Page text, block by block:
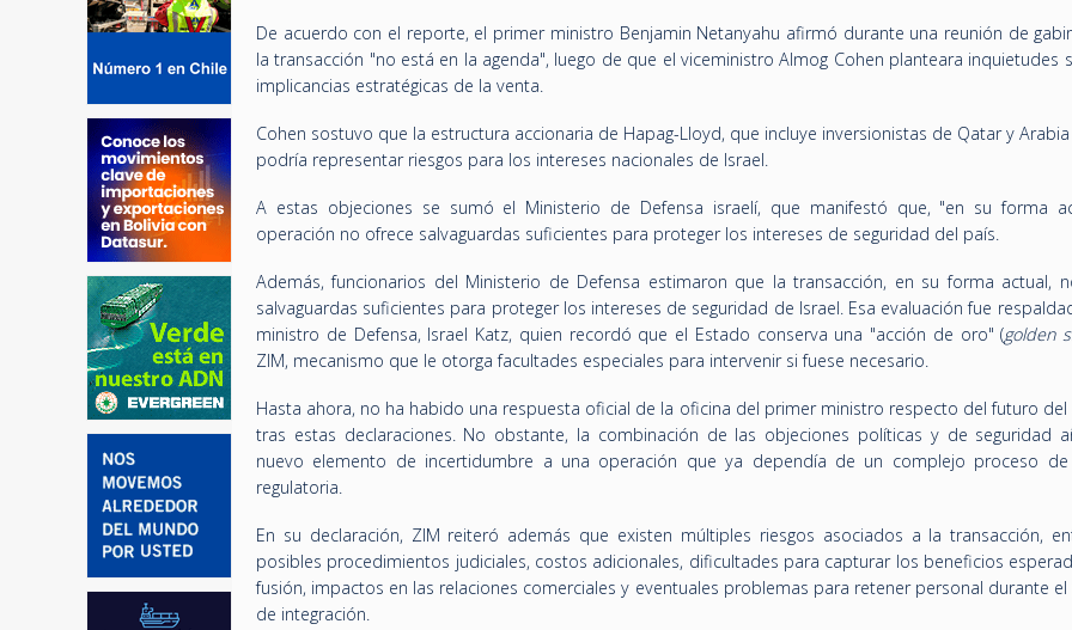
De acuerdo con el reporte, el primer ministro Benjamin Netanyahu afirmó durante una reunión de
la transacción "no está en la agenda", luego de que el viceministro Almog Cohen planteara inquietudes
implicancias estratégicas de la venta.
Cohen sostuvo que la estructura accionaria de Hapag-Lloyd, que incluye inversionistas de Qatar y Arabia
podría representar riesgos para los intereses nacionales de Israel.
A estas objeciones se sumó el Ministerio de Defensa israelí, que manifestó que, "en su forma
operación no ofrece salvaguardas suficientes para proteger los intereses de seguridad del país.
Además, funcionarios del Ministerio de Defensa estimaron que la transacción, en su forma actual,
salvaguardas suficientes para proteger los intereses de seguridad de Israel. Esa evaluación fue
ministro de Defensa, Israel Katz, quien recordó que el Estado conserva una "acción de oro" (golden
ZIM, mecanismo que le otorga facultades especiales para intervenir si fuese necesario.
Hasta ahora, no ha habido una respuesta oficial de la oficina del primer ministro respecto del futuro del
tras estas declaraciones. No obstante, la combinación de las objeciones políticas y de seguridad
nuevo elemento de incertidumbre a una operación que ya dependía de un complejo proceso de
regulatoria.
En su declaración, ZIM reiteró además que existen múltiples riesgos asociados a la transacción,
posibles procedimientos judiciales, costos adicionales, dificultades para capturar los beneficios
fusión, impactos en las relaciones comerciales y eventuales problemas para retener personal durante
de integración.